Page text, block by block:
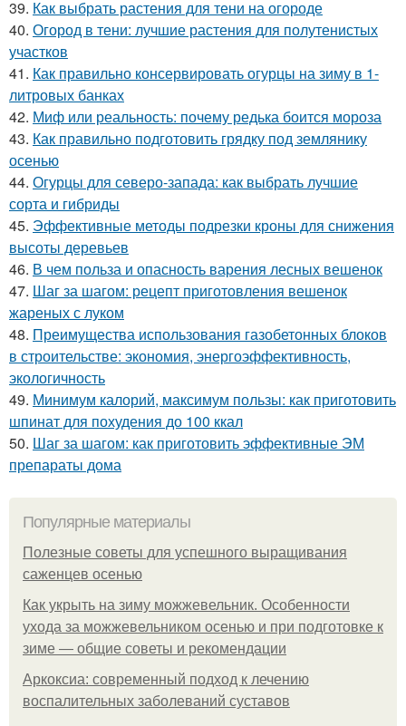
39. Как выбрать растения для тени на огороде
40. Огород в тени: лучшие растения для полутенистых
участков
41. Как правильно консервировать огурцы на зиму в 1-
литровых банках
42. Миф или реальность: почему редька боится мороза
43. Как правильно подготовить грядку под землянику
осенью
44. Огурцы для северо-запада: как выбрать лучшие
сорта и гибриды
45. Эффективные методы подрезки кроны для снижения
высоты деревьев
46. В чем польза и опасность варения лесных вешенок
47. Шаг за шагом: рецепт приготовления вешенок
жареных с луком
48. Преимущества использования газобетонных блоков
в строительстве: экономия, энергоэффективность,
экологичность
49. Минимум калорий, максимум пользы: как приготовить
шпинат для похудения до 100 ккал
50. Шаг за шагом: как приготовить эффективные ЭМ
препараты дома
Популярные материалы
Полезные советы для успешного выращивания
саженцев осенью
Как укрыть на зиму можжевельник. Особенности
ухода за можжевельником осенью и при подготовке к
зиме — общие советы и рекомендации
Аркоксиа: современный подход к лечению
воспалительных заболеваний суставов